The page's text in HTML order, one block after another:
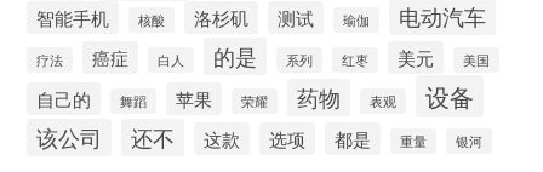
智能手机
核酸 洛杉矶 测试 瑜伽 电动汽车
疗法 癌症 白人 的是 系列 红枣 美元 美国
自己的 舞蹈 苹果 荣耀 药物 表观 设备
该公司 还不 这款 选项 都是 重量 银河